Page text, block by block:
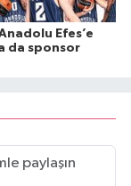
Efes’e
da sponsor